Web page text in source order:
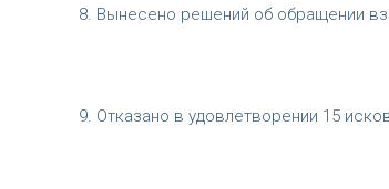
8. Вынесено решений об обращении
9. Отказано в удовлетворении 15